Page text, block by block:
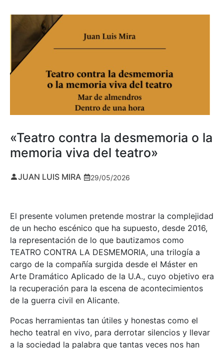
«Teatro contra la desmemoria o la
memoria viva del teatro»
JUAN LUIS MIRA 29/05/2026
El presente volumen pretende mostrar la complejidad
de un hecho escénico que ha supuesto, desde 2016,
la representación de lo que bautizamos como
TEATRO CONTRA LA DESMEMORIA, una trilogía a
cargo de la compañía surgida desde el Máster en
Arte Dramático Aplicado de la U.A., cuyo objetivo era
la recuperación para la escena de acontecimientos
de la guerra civil en Alicante.
Pocas herramientas tan útiles y honestas como el
hecho teatral en vivo, para derrotar silencios y llevar
a la sociedad la palabra que tantas veces nos han